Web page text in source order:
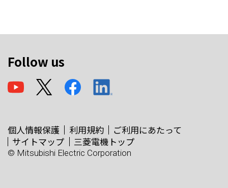
Follow us
個人情報保護 利用規約
ご利用にあたって
サイトマップ
三菱電機トップ
© Mitsubishi Electric Corporation